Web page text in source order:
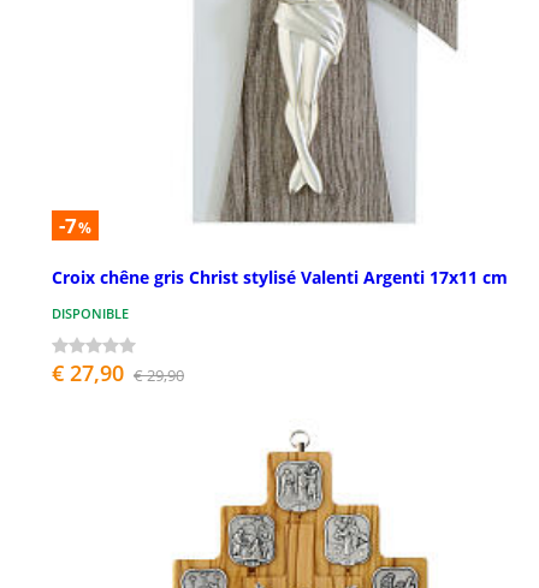
-7%
Croix chêne gris Christ stylisé Valenti Argenti 17x11 cm
DISPONIBLE
€ 27,90 € 29,90